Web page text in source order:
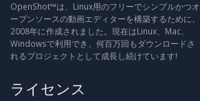
OpenShot™は、Linux用のフリーでシンプルかつオ
ープンソースの動画エディターを構築するために、
2008年に作成されました。現在はLinux、Mac、
Windowsで利用でき、何百万回もダウンロードさ
れるプロジェクトとして成長し続けています!
ライセンス